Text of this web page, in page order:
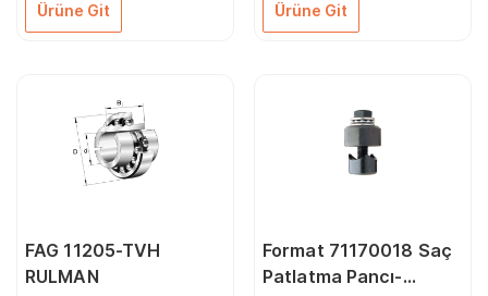
Ürüne Git Ürüne Git
FAG 11205-TVH
RULMAN
Format 71170018 Saç
Patlatma Pancı-